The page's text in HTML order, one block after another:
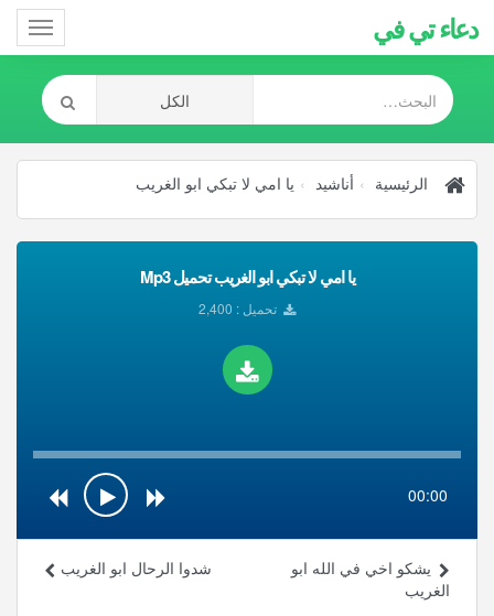
دعاء تي في
الرئيسية أناشيد يا امي لا تبكي ابو الغريب
يا امي لا تبكي ابو الغريب تحميل Mp3
تحميل : 2,400
00:00
شدوا الرحال ابو الغريب
يشكو اخي في الله ابو
الغريب